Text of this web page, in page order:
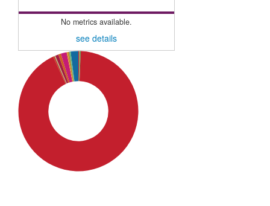
No metrics available.
see details